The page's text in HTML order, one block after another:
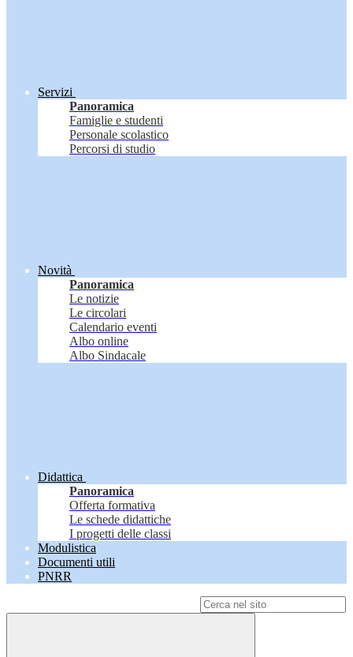
Servizi
Panoramica
Famiglie e studenti
Personale scolastico
Percorsi di studio
Novità
Panoramica
Le notizie
Le circolari
Calendario eventi
Albo online
Albo Sindacale
Didattica
Panoramica
Offerta formativa
Le schede didattiche
I progetti delle classi
Modulistica
Documenti utili
PNRR